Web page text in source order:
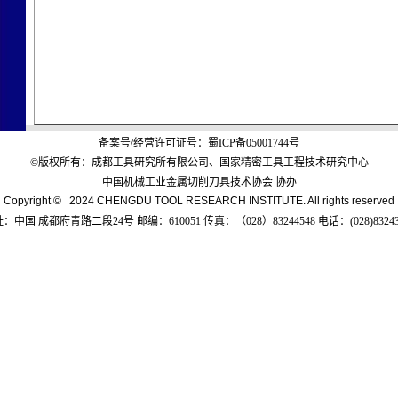
备案号/经营许可证号： 蜀ICP备05001744号
©版权所有：成都工具研究所有限公司、国家精密工具工程技术研究中心
中国机械工业金属切削刀具技术协会 协办
Copyright © 2024 CHENGDU TOOL RESEARCH INSTITUTE. All rights reserved
：中国 成都府青路二段24号 邮编：610051 传真：（028）83244548 电话：